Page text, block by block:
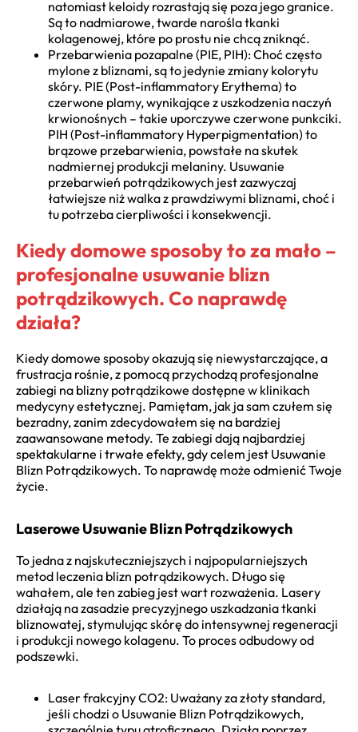
natomiast keloidy rozrastają się poza jego granice.
Są to nadmiarowe, twarde narośla tkanki
kolagenowej, które po prostu nie chcą zniknąć.
Przebarwienia pozapalne (PIE, PIH): Choć często
mylone z bliznami, są to jedynie zmiany kolorytu
skóry. PIE (Post-inflammatory Erythema) to
czerwone plamy, wynikające z uszkodzenia naczyń
krwionośnych – takie uporczywe czerwone punkciki.
PIH (Post-inflammatory Hyperpigmentation) to
brązowe przebarwienia, powstałe na skutek
nadmiernej produkcji melaniny. Usuwanie
przebarwień potrądzikowych jest zazwyczaj
łatwiejsze niż walka z prawdziwymi bliznami, choć i
tu potrzeba cierpliwości i konsekwencji.
Kiedy domowe sposoby to za mało –
profesjonalne usuwanie blizn
potrądzikowych. Co naprawdę
działa?
Kiedy domowe sposoby okazują się niewystarczające, a
frustracja rośnie, z pomocą przychodzą profesjonalne
zabiegi na blizny potrądzikowe dostępne w klinikach
medycyny estetycznej. Pamiętam, jak ja sam czułem się
bezradny, zanim zdecydowałem się na bardziej
zaawansowane metody. Te zabiegi dają najbardziej
spektakularne i trwałe efekty, gdy celem jest Usuwanie
Blizn Potrądzikowych. To naprawdę może odmienić Twoje
życie.
Laserowe Usuwanie Blizn Potrądzikowych
To jedna z najskuteczniejszych i najpopularniejszych
metod leczenia blizn potrądzikowych. Długo się
wahałem, ale ten zabieg jest wart rozważenia. Lasery
działają na zasadzie precyzyjnego uszkadzania tkanki
bliznowatej, stymulując skórę do intensywnej regeneracji
i produkcji nowego kolagenu. To proces odbudowy od
podszewki.
Laser frakcyjny CO2: Uważany za złoty standard,
jeśli chodzi o Usuwanie Blizn Potrądzikowych,